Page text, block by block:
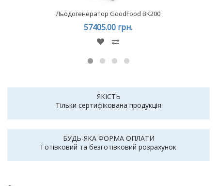
Льодогенератор GoodFood BK200
57405.00 грн.
ЯКІСТЬ
Тільки сертифікована продукція
БУДЬ-ЯКА ФОРМА ОПЛАТИ
Готівковий та безготівковий розрахунок